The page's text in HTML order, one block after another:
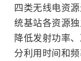
四类无线电资
统基站各资源
降低发射功率
分利用时间和